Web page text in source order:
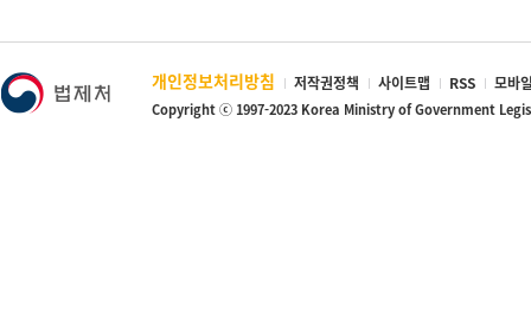
개인정보처리방침 저작권정책 사이트맵 RSS 모바
Copyright ⓒ 1997-2023 Korea Ministry of Government